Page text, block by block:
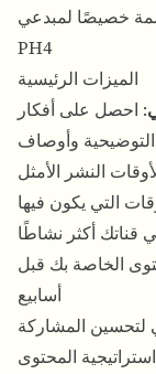
PH4
الميزات الرئيسية
: احصل على أفكار
النشر الأمثل
التي يكون فيها
قناتك أكثر نشاطًا
الخاصة بك قبل
أسابيع
لتحسين المشاركة
المحتوى